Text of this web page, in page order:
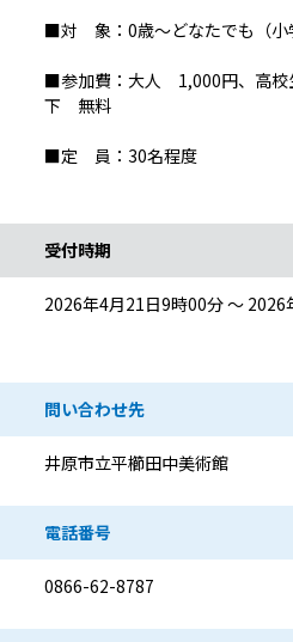
■対 象：0歳～どなたでも（小
■参加費：大人 1,000円、高
下 無料
■定 員：30名程度
受付時期
2026年4月21日9時00分 ～
問い合わせ先
井原市立平櫛田中美術館
電話番号
0866-62-8787